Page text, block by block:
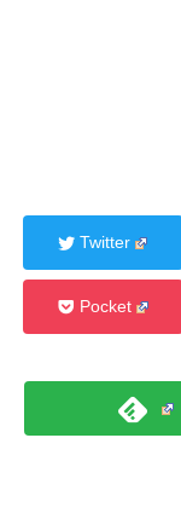
Twitter
Pocket